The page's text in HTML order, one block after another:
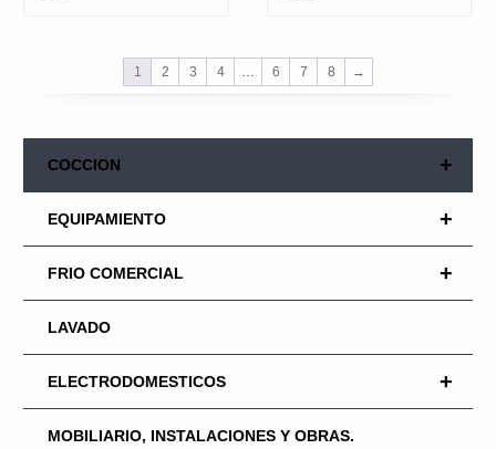
1 2 3 4 6 7 8 →
+
COCCION
+
EQUIPAMIENTO
+
FRIO COMERCIAL
LAVADO
+
ELECTRODOMESTICOS
MOBILIARIO, INSTALACIONES Y OBRAS.